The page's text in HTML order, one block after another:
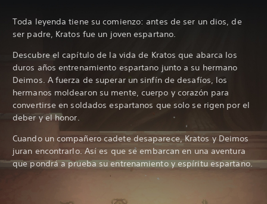
Toda leyenda tiene su comienzo: antes de ser un dios, de
ser padre, Kratos fue un joven espartano.
Descubre el capítulo de la vida de Kratos que abarca los
duros años entrenamiento espartano junto a su hermano
Deimos. A fuerza de superar un sinfín de desafíos, los
hermanos moldearon su mente, cuerpo y corazón para
convertirse en soldados espartanos que solo se rigen por el
deber y el honor.
Cuando un compañero cadete desaparece, Kratos y Deimos
juran encontrarlo. Así es que se embarcan en una aventura
que pondrá a prueba su entrenamiento y espíritu espartano.